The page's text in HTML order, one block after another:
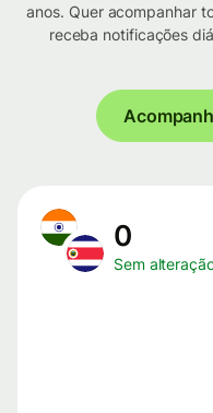
anos. Quer acompanhar
receba notificações
0
Sem